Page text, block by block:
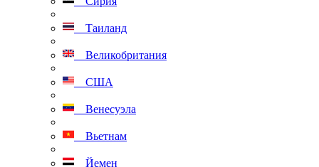
Таиланд
Великобритания
США
Венесуэла
Вьетнам
Йемен